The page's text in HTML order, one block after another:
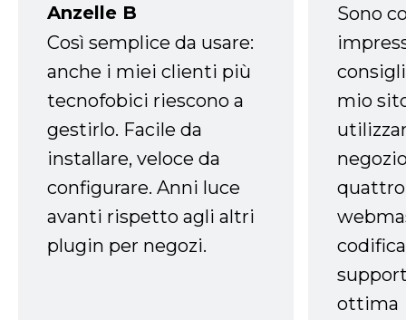
Anzelle B
Così semplice da usare:
anche i miei clienti più
tecnofobici riescono a
gestirlo. Facile da
installare, veloce da
configurare. Anni luce
avanti rispetto agli altri
plugin per negozi.
Sono
mio
ottima